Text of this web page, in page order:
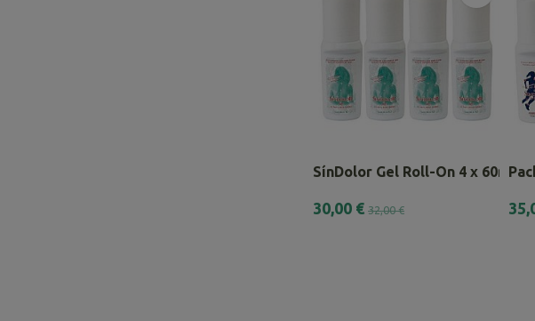
SínDolor Gel Roll-On 4 x 60ml –
30,00 € 32,00 €